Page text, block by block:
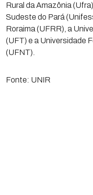
Rural da Amazônia
Sudeste do Pará
Roraima (UFRR), a
(UFT) e a Universidade
(UFNT).
Fonte: UNIR